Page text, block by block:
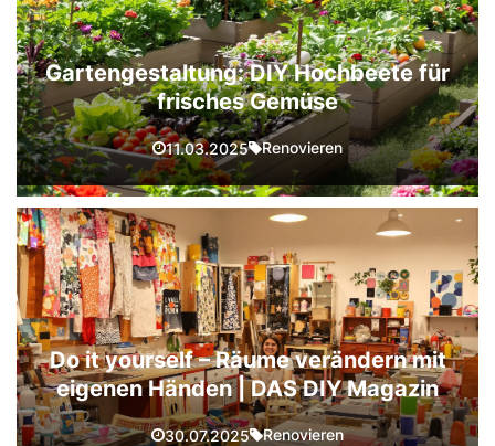
Gartengestaltung: DIY Hochbeete für
frisches Gemüse
11.03.2025 Renovieren
Do it yourself – Räume verändern mit
eigenen Händen | DAS DIY Magazin
30.07.2025 Renovieren